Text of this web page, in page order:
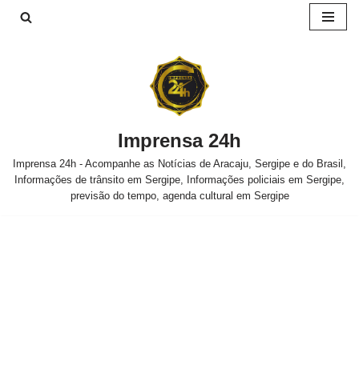
Imprensa 24h
Imprensa 24h - Acompanhe as Notícias de Aracaju, Sergipe e do Brasil,
Informações de trânsito em Sergipe, Informações policiais em Sergipe,
previsão do tempo, agenda cultural em Sergipe